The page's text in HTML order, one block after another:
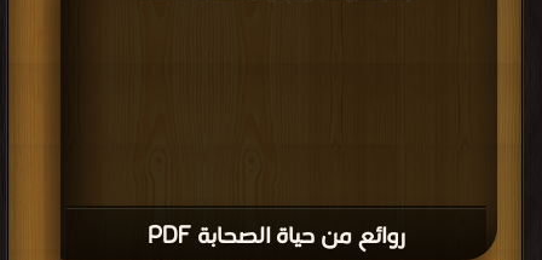
روائع من حياة الصحابة PDF